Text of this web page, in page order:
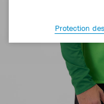
Protection